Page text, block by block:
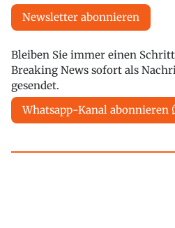
Newsletter abonnieren
Bleiben Sie immer einen
Breaking News sofort als
gesendet.
Whatsapp-Kanal abonnieren